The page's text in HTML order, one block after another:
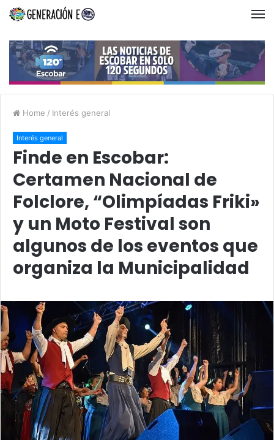
Home / Interés general
Interés general
Finde en Escobar:
Certamen Nacional de
Folclore, “Olimpíadas Friki»
y un Moto Festival son
algunos de los eventos que
organiza la Municipalidad